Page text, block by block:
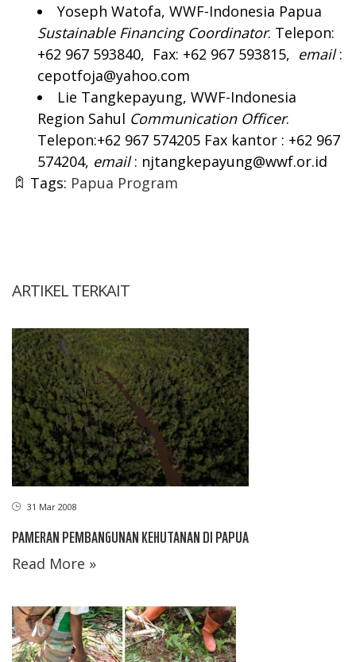
Yoseph Watofa, WWF-Indonesia Papua
Sustainable Financing Coordinator. Telepon:
+62 967 593840, Fax: +62 967 593815, email:
cepotfoja@yahoo.com
Lie Tangkepayung, WWF-Indonesia
Region Sahul Communication Officer.
Telepon:+62 967 574205 Fax kantor : +62 967
574204, email: njtangkepayung@wwf.or.id
Tags: Papua Program
ARTIKEL TERKAIT
31 Mar 2008
PAMERAN PEMBANGUNAN KEHUTANAN DI PAPUA
Read More »